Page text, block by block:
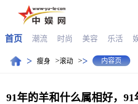
首页 潮流 时尚 美容 乐活
> 瘦身 >滚动 >> 内容页
91年的羊和什么属相好，